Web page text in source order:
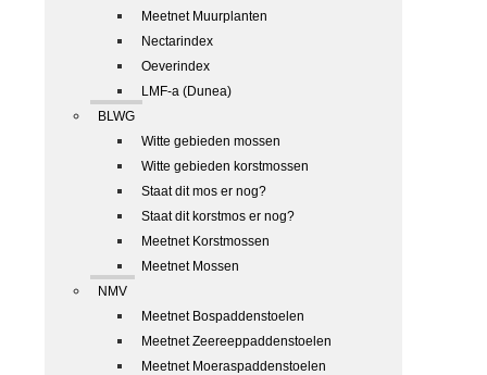
Meetnet Muurplanten
Nectarindex
Oeverindex
LMF-a (Dunea)
BLWG
Witte gebieden mossen
Witte gebieden korstmossen
Staat dit mos er nog?
Staat dit korstmos er nog?
Meetnet Korstmossen
Meetnet Mossen
NMV
Meetnet Bospaddenstoelen
Meetnet Zeereeppaddenstoelen
Meetnet Moeraspaddenstoelen